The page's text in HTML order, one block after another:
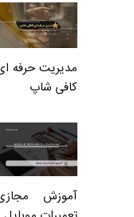
مدیریت حرفه
کافی شاپ
آموزش